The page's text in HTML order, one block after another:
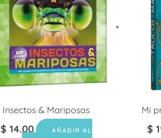
Insectos & Mariposas
$ 14.00
AÑADIR AL
Mi
$